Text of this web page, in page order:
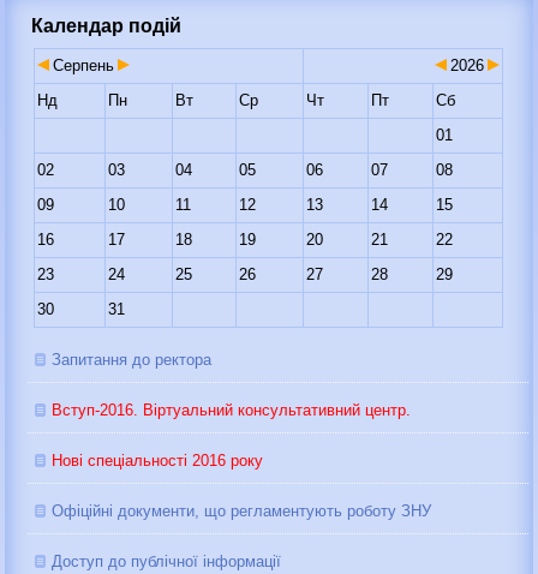
Календар подій
Серпень
2026
Нд
Пн Вт Ср Чт Пт
Сб
01
02
03 04 05 06 07
08
09
10 11 12 13 14
15
16
17 18 19 20 21
22
23
24 25 26 27 28
29
30
31
Запитання до ректора
Вступ-2016. Віртуальний консультативний центр.
Нові спеціальності 2016 року
Офіційні документи, що регламентують роботу ЗНУ
Доступ до публічної інформації